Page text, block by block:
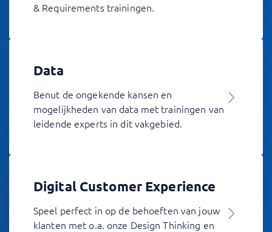
& Requirements trainingen.
Data
Benut de ongekende kansen en
mogelijkheden van data met trainingen van
leidende experts in dit vakgebied.
Digital Customer Experience
Speel perfect in op de behoeften van jouw
klanten met o.a. onze Design Thinking en